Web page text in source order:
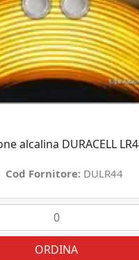
alcalina DURACELL
Cod Fornitore: DULR44
ORDINA